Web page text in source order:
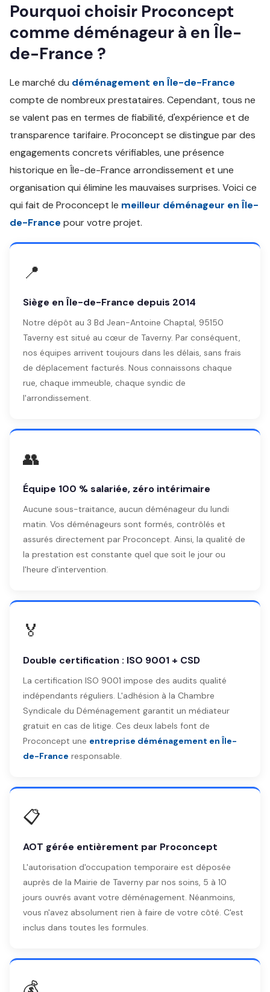
Pourquoi choisir Proconcept
comme déménageur à en Île-
de-France ?
Le marché du déménagement en Île-de-France
compte de nombreux prestataires. Cependant, tous ne
se valent pas en termes de fiabilité, d'expérience et de
transparence tarifaire. Proconcept se distingue par des
engagements concrets vérifiables, une présence
historique en Île-de-France arrondissement et une
organisation qui élimine les mauvaises surprises. Voici ce
qui fait de Proconcept le meilleur déménageur en Île-
de-France pour votre projet.
📍
Siège en Île-de-France depuis 2014
Notre dépôt au 3 Bd Jean-Antoine Chaptal, 95150
Taverny est situé au cœur de Taverny. Par conséquent,
nos équipes arrivent toujours dans les délais, sans frais
de déplacement facturés. Nous connaissons chaque
rue, chaque immeuble, chaque syndic de
l'arrondissement.
👥
Équipe 100 % salariée, zéro intérimaire
Aucune sous-traitance, aucun déménageur du lundi
matin. Vos déménageurs sont formés, contrôlés et
assurés directement par Proconcept. Ainsi, la qualité de
la prestation est constante quel que soit le jour ou
l'heure d'intervention.
🏅
Double certification : ISO 9001 + CSD
La certification ISO 9001 impose des audits qualité
indépendants réguliers. L'adhésion à la Chambre
Syndicale du Déménagement garantit un médiateur
gratuit en cas de litige. Ces deux labels font de
Proconcept une entreprise déménagement en Île-
de-France responsable.
📋
AOT gérée entièrement par Proconcept
L'autorisation d'occupation temporaire est déposée
auprès de la Mairie de Taverny par nos soins, 5 à 10
jours ouvrés avant votre déménagement. Néanmoins,
vous n'avez absolument rien à faire de votre côté. C'est
inclus dans toutes les formules.